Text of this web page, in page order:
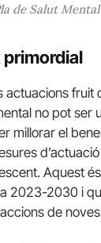
de Salut
primordial
actuacions fruit
no pot ser
millorar el
Aquest
2023-2030 i
de